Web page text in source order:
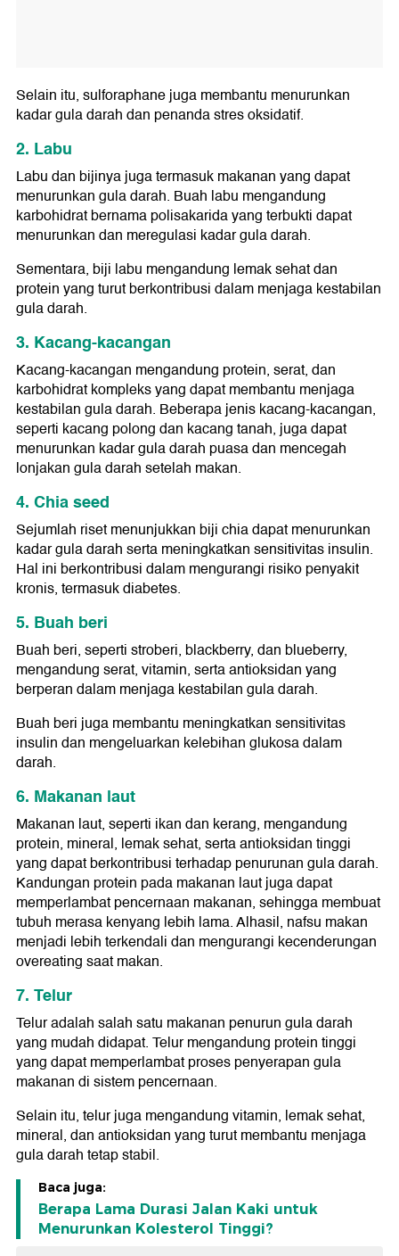
Selain itu, sulforaphane juga membantu menurunkan
kadar gula darah dan penanda stres oksidatif.
2. Labu
Labu dan bijinya juga termasuk makanan yang dapat
menurunkan gula darah. Buah labu mengandung
karbohidrat bernama polisakarida yang terbukti dapat
menurunkan dan meregulasi kadar gula darah.
Sementara, biji labu mengandung lemak sehat dan
protein yang turut berkontribusi dalam menjaga kestabilan
gula darah.
3. Kacang-kacangan
Kacang-kacangan mengandung protein, serat, dan
karbohidrat kompleks yang dapat membantu menjaga
kestabilan gula darah. Beberapa jenis kacang-kacangan,
seperti kacang polong dan kacang tanah, juga dapat
menurunkan kadar gula darah puasa dan mencegah
lonjakan gula darah setelah makan.
4. Chia seed
Sejumlah riset menunjukkan biji chia dapat menurunkan
kadar gula darah serta meningkatkan sensitivitas insulin.
Hal ini berkontribusi dalam mengurangi risiko penyakit
kronis, termasuk diabetes.
5. Buah beri
Buah beri, seperti stroberi, blackberry, dan blueberry,
mengandung serat, vitamin, serta antioksidan yang
berperan dalam menjaga kestabilan gula darah.
Buah beri juga membantu meningkatkan sensitivitas
insulin dan mengeluarkan kelebihan glukosa dalam
darah.
6. Makanan laut
Makanan laut, seperti ikan dan kerang, mengandung
protein, mineral, lemak sehat, serta antioksidan tinggi
yang dapat berkontribusi terhadap penurunan gula darah.
Kandungan protein pada makanan laut juga dapat
memperlambat pencernaan makanan, sehingga membuat
tubuh merasa kenyang lebih lama. Alhasil, nafsu makan
menjadi lebih terkendali dan mengurangi kecenderungan
overeating saat makan.
7. Telur
Telur adalah salah satu makanan penurun gula darah
yang mudah didapat. Telur mengandung protein tinggi
yang dapat memperlambat proses penyerapan gula
makanan di sistem pencernaan.
Selain itu, telur juga mengandung vitamin, lemak sehat,
mineral, dan antioksidan yang turut membantu menjaga
gula darah tetap stabil.
Baca juga:
Berapa Lama Durasi Jalan Kaki untuk
Menurunkan Kolesterol Tinggi?